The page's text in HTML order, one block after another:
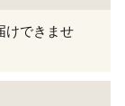
できませ